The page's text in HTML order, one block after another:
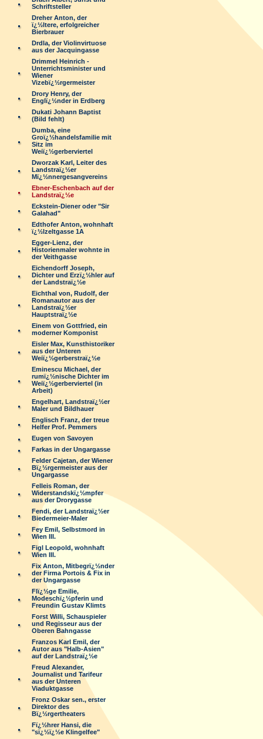
Schriftsteller
Dreher Anton, der
ï¿½ltere, erfolgreicher
Bierbrauer
Drdla, der Violinvirtuose
aus der Jacquingasse
Drimmel Heinrich -
Unterrichtsminister und
Wiener
Vizebï¿½rgermeister
Drory Henry, der
Englï¿½nder in Erdberg
Dukati Johann Baptist
(Bild fehlt)
Dumba, eine
Groï¿½handelsfamilie mit
Sitz im
Weiï¿½gerberviertel
Dworzak Karl, Leiter des
Landstraï¿½er
Mï¿½nnergesangvereins
Ebner-Eschenbach auf der
Landstraï¿½e
Eckstein-Diener oder "Sir
Galahad"
Edthofer Anton, wohnhaft
ï¿½lzeltgasse 1A
Egger-Lienz, der
Historienmaler wohnte in
der Veithgasse
Eichendorff Joseph,
Dichter und Erzï¿½hler auf
der Landstraï¿½e
Eichthal von, Rudolf, der
Romanautor aus der
Landstraï¿½er
Hauptstraï¿½e
Einem von Gottfried, ein
moderner Komponist
Eisler Max, Kunsthistoriker
aus der Unteren
Weiï¿½gerberstraï¿½e
Eminescu Michael, der
rumï¿½nische Dichter im
Weiï¿½gerberviertel (in
Arbeit)
Engelhart, Landstraï¿½er
Maler und Bildhauer
Englisch Franz, der treue
Helfer Prof. Pemmers
Eugen von Savoyen
Farkas in der Ungargasse
Felder Cajetan, der Wiener
Bï¿½rgermeister aus der
Ungargasse
Felleis Roman, der
Widerstandskï¿½mpfer
aus der Drorygasse
Fendi, der Landstraï¿½er
Biedermeier-Maler
Fey Emil, Selbstmord in
Wien III.
Figl Leopold, wohnhaft
Wien III.
Fix Anton, Mitbegrï¿½nder
der Firma Portois & Fix in
der Ungargasse
Flï¿½ge Emilie,
Modeschï¿½pferin und
Freundin Gustav Klimts
Forst Willi, Schauspieler
und Regisseur aus der
Oberen Bahngasse
Franzos Karl Emil, der
Autor aus "Halb-Asien"
auf der Landstraï¿½e
Freud Alexander,
Journalist und Tarifeur
aus der Unteren
Viaduktgasse
Fronz Oskar sen., erster
Direktor des
Bï¿½rgertheaters
Fï¿½hrer Hansi, die
"sï¿½ï¿½e Klingelfee"